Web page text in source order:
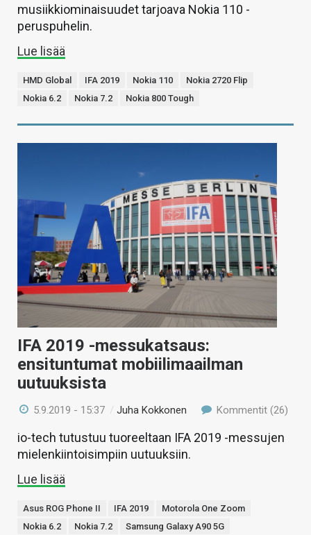
musiikkiominaisuudet tarjoava Nokia 110 -
peruspuhelin.
Lue lisää
HMD Global IFA 2019 Nokia 110
Nokia 2720 Flip
Nokia 6.2
Nokia 7.2 Nokia 800 Tough
IFA 2019 -messukatsaus:
ensituntumat mobiilimaailman
uutuuksista
5.9.2019 - 15:37 /Juha Kokkonen Kommentit (26)
io-tech tutustuu tuoreeltaan IFA 2019 -messujen
mielenkiintoisimpiin uutuuksiin.
Lue lisää
Asus ROG Phone II IFA 2019
Motorola One Zoom
Nokia 6.2
Nokia 7.2
Samsung Galaxy A90 5G